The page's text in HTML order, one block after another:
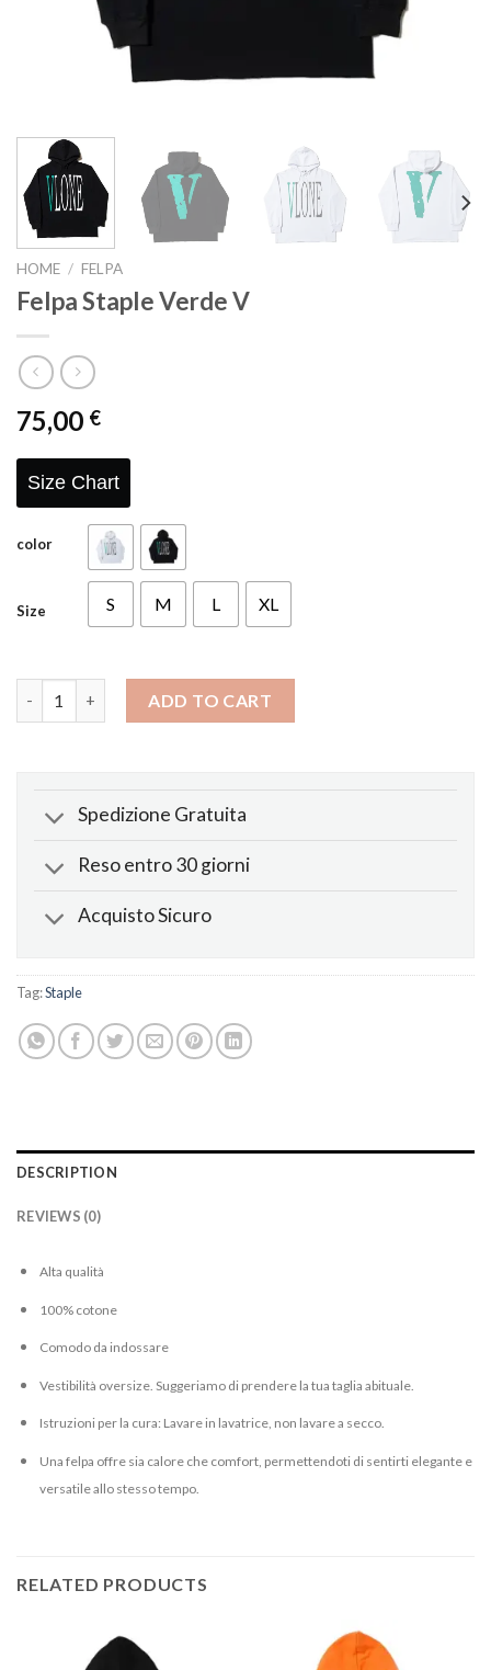
HOME / FELPA
Felpa Staple Verde V
75,00 €
Size Chart
color
Size S M L XL
ADD TO CART
Spedizione Gratuita
Reso entro 30 giorni
Acquisto Sicuro
Tag:Staple
DESCRIPTION
REVIEWS (0)
Alta qualità
100% cotone
Comodo da indossare
Vestibilità oversize. Suggeriamo di prendere la tua taglia abituale.
Istruzioni per la cura: Lavare in lavatrice, non lavare a secco.
Una felpa offre sia calore che comfort, permettendoti di sentirti elegante e
versatile allo stesso tempo.
RELATED PRODUCTS